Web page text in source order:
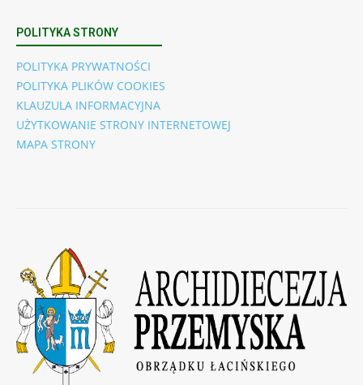
POLITYKA STRONY
POLITYKA PRYWATNOŚCI
POLITYKA PLIKÓW COOKIES
KLAUZULA INFORMACYJNA
UŻYTKOWANIE STRONY INTERNETOWEJ
MAPA STRONY